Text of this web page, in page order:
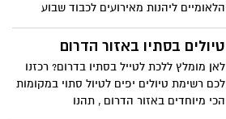
הלאומיים ליהנות מאירועים לכבוד שבוע
המורשת הלאומי בהובלת המשרד לירושלים
ומורשת, רשות הטבע והגנים, רשות העתיקות,
ויד בן צבי והפעם – חוזר השנה בחג החנוכה
באר שבע בדרום, בפעילויות בגנים הלאומיים,
סיורי שטח וסיורים מקוונים, חדרי בריחה
טיולים בסתיו באזור הדרום
לאן מומלץ ללכת לטייל בסתיו בדרום? רכזנו
לכם רשימת טיולים יפים לטיול סתוי במקומות
הכי מיוחדים באזור הדרום , תהנו